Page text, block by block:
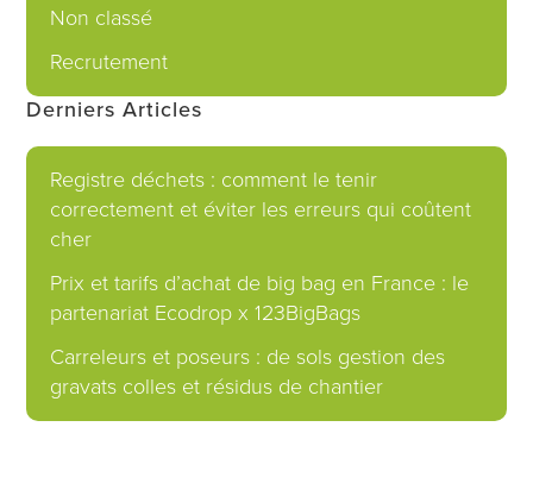
Non classé
Recrutement
Derniers Articles
Registre déchets : comment le tenir
correctement et éviter les erreurs qui coûtent
cher
Prix et tarifs d’achat de big bag en France : le
partenariat Ecodrop x 123BigBags
Carreleurs et poseurs : de sols gestion des
gravats colles et résidus de chantier